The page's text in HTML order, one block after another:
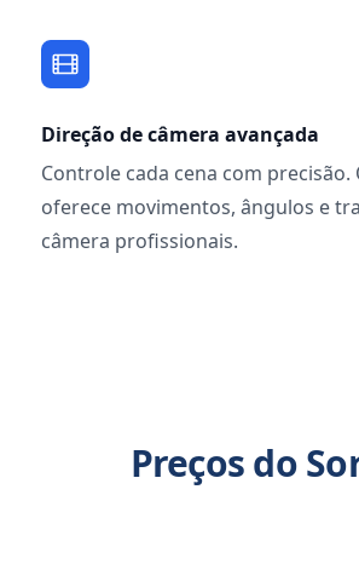
Direção de câmera avançada
Controle cada cena com precisão.
oferece movimentos, ângulos e
câmera profissionais.
Preços do